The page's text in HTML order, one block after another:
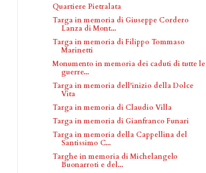
Quartiere Pietralata
Targa in memoria di Giuseppe Cordero
Lanza di Mont...
Targa in memoria di Filippo Tommaso
Marinetti
Monumento in memoria dei caduti di tutte le
guerre...
Targa in memoria dell'inizio della Dolce
Vita
Targa in memoria di Claudio Villa
Targa in memoria di Gianfranco Funari
Targa in memoria della Cappellina del
Santissimo C...
Targhe in memoria di Michelangelo
Buonarroti e del...